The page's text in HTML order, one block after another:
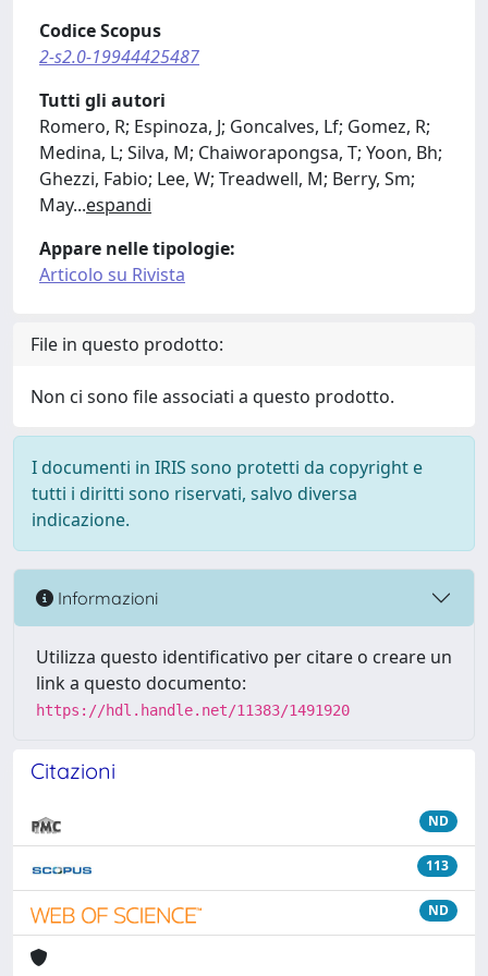
Codice Scopus
2-s2.0-19944425487
Tutti gli autori
Romero, R; Espinoza, J; Goncalves, Lf; Gomez, R;
Medina, L; Silva, M; Chaiworapongsa, T; Yoon, Bh;
Ghezzi, Fabio; Lee, W; Treadwell, M; Berry, Sm;
May...espandi
Appare nelle tipologie:
Articolo su Rivista
File in questo prodotto:
Non ci sono file associati a questo prodotto.
I documenti in IRIS sono protetti da copyright e
tutti i diritti sono riservati, salvo diversa
indicazione.
Informazioni
Utilizza questo identificativo per citare o creare un
link a questo documento:
https://hdl.handle.net/11383/1491920
Citazioni
ND
113
ND